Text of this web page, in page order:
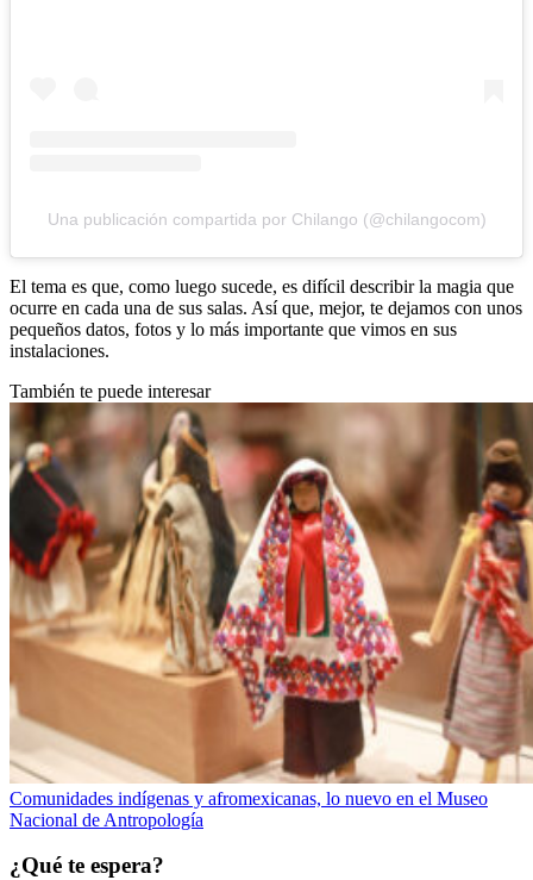
Una publicación compartida por Chilango (@chilangocom)
El tema es que, como luego sucede, es difícil describir la magia que
ocurre en cada una de sus salas. Así que, mejor, te dejamos con unos
pequeños datos, fotos y lo más importante que vimos en sus
instalaciones.
También te puede interesar
Comunidades indígenas y afromexicanas, lo nuevo en el Museo
Nacional de Antropología
¿Qué te espera?